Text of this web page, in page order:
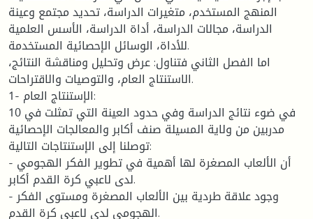
المنهج المستخدم، متغيرات الدراسة، تحديد مجتمع وعينة
الدراسة، مجالات الدراسة، أداة الدراسة، الأسس العلمية
للأداة، الوسائل الإحصائية المستخدمة.
اما الفصل الثاني فتناول: عرض وتحليل ومناقشة النتائج،
الاستنتاج العام، والتوصيات والاقتراحات.
1- الإستنتاج العام:
في ضوء نتائج الدراسة وفي حدود العينة التي تمثلت في 10
مدربين من ولاية المسيلة صنف أكابر والمعالجات الإحصائية
توصلنا إلى الإستنتاجات التالية:
- أن الألعاب المصغرة لها أهمية في تطوير الفكر الهجومي
لدى لاعبي كرة القدم أكابر.
- وجود علاقة طردية بين الألعاب المصغرة ومستوى الفكر
الهجومي لدى لاعبي كرة القدم.